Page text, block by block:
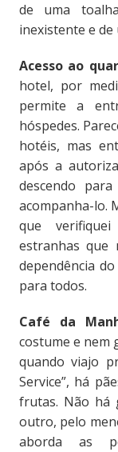
de uma
inexistente e
Acesso ao
hotel, por
permite a
hóspedes.
hotéis, mas
após a
descendo
acompanha-lo.
que
estranhas que
dependência
para todos.
Café da
costume e nem
quando viajo
Service”, há
frutas. Não há
outro, pelo
aborda as